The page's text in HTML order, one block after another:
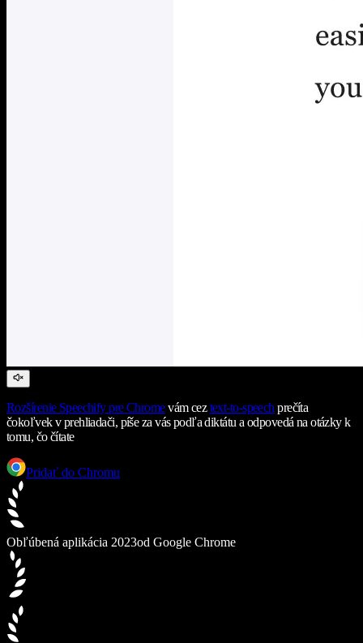
Rozšírenie Speechify pre Chromevám ceztext-to-speech prečíta
čokoľvek v prehliadači, píše za vás podľa diktátu a odpovedá na otázky k
tomu, čo čítate
Pridať do Chromu
Obľúbená aplikácia 2023od Google Chrome